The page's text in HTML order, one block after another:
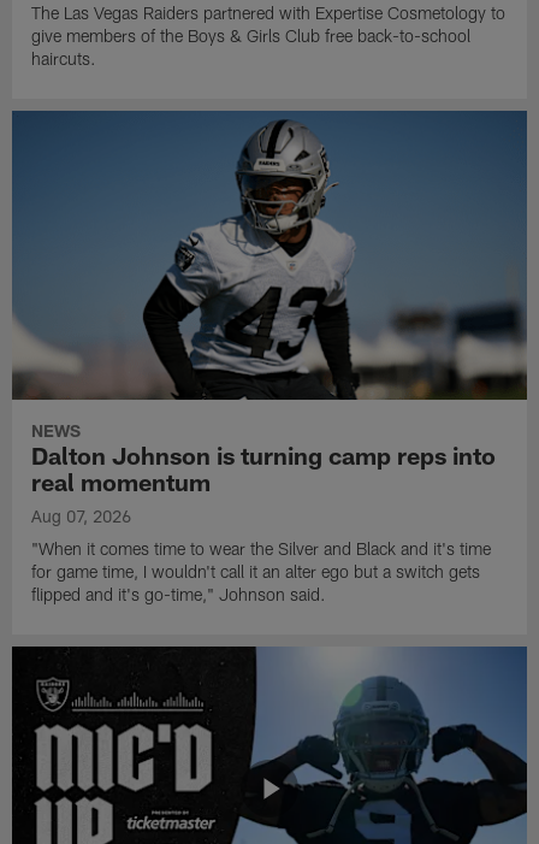
The Las Vegas Raiders partnered with Expertise Cosmetology to
give members of the Boys & Girls Club free back-to-school
haircuts.
NEWS
Dalton Johnson is turning camp reps into
real momentum
Aug 07, 2026
"When it comes time to wear the Silver and Black and it's time
for game time, I wouldn't call it an alter ego but a switch gets
flipped and it's go-time," Johnson said.